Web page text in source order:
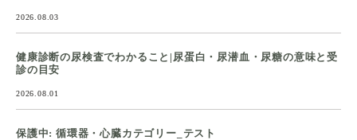
2026.08.03
健康診断の尿検査でわかること|尿蛋白・尿潜血・尿糖の意味と受
診の目安
2026.08.01
保護中: 循環器・心臓カテゴリー_テスト